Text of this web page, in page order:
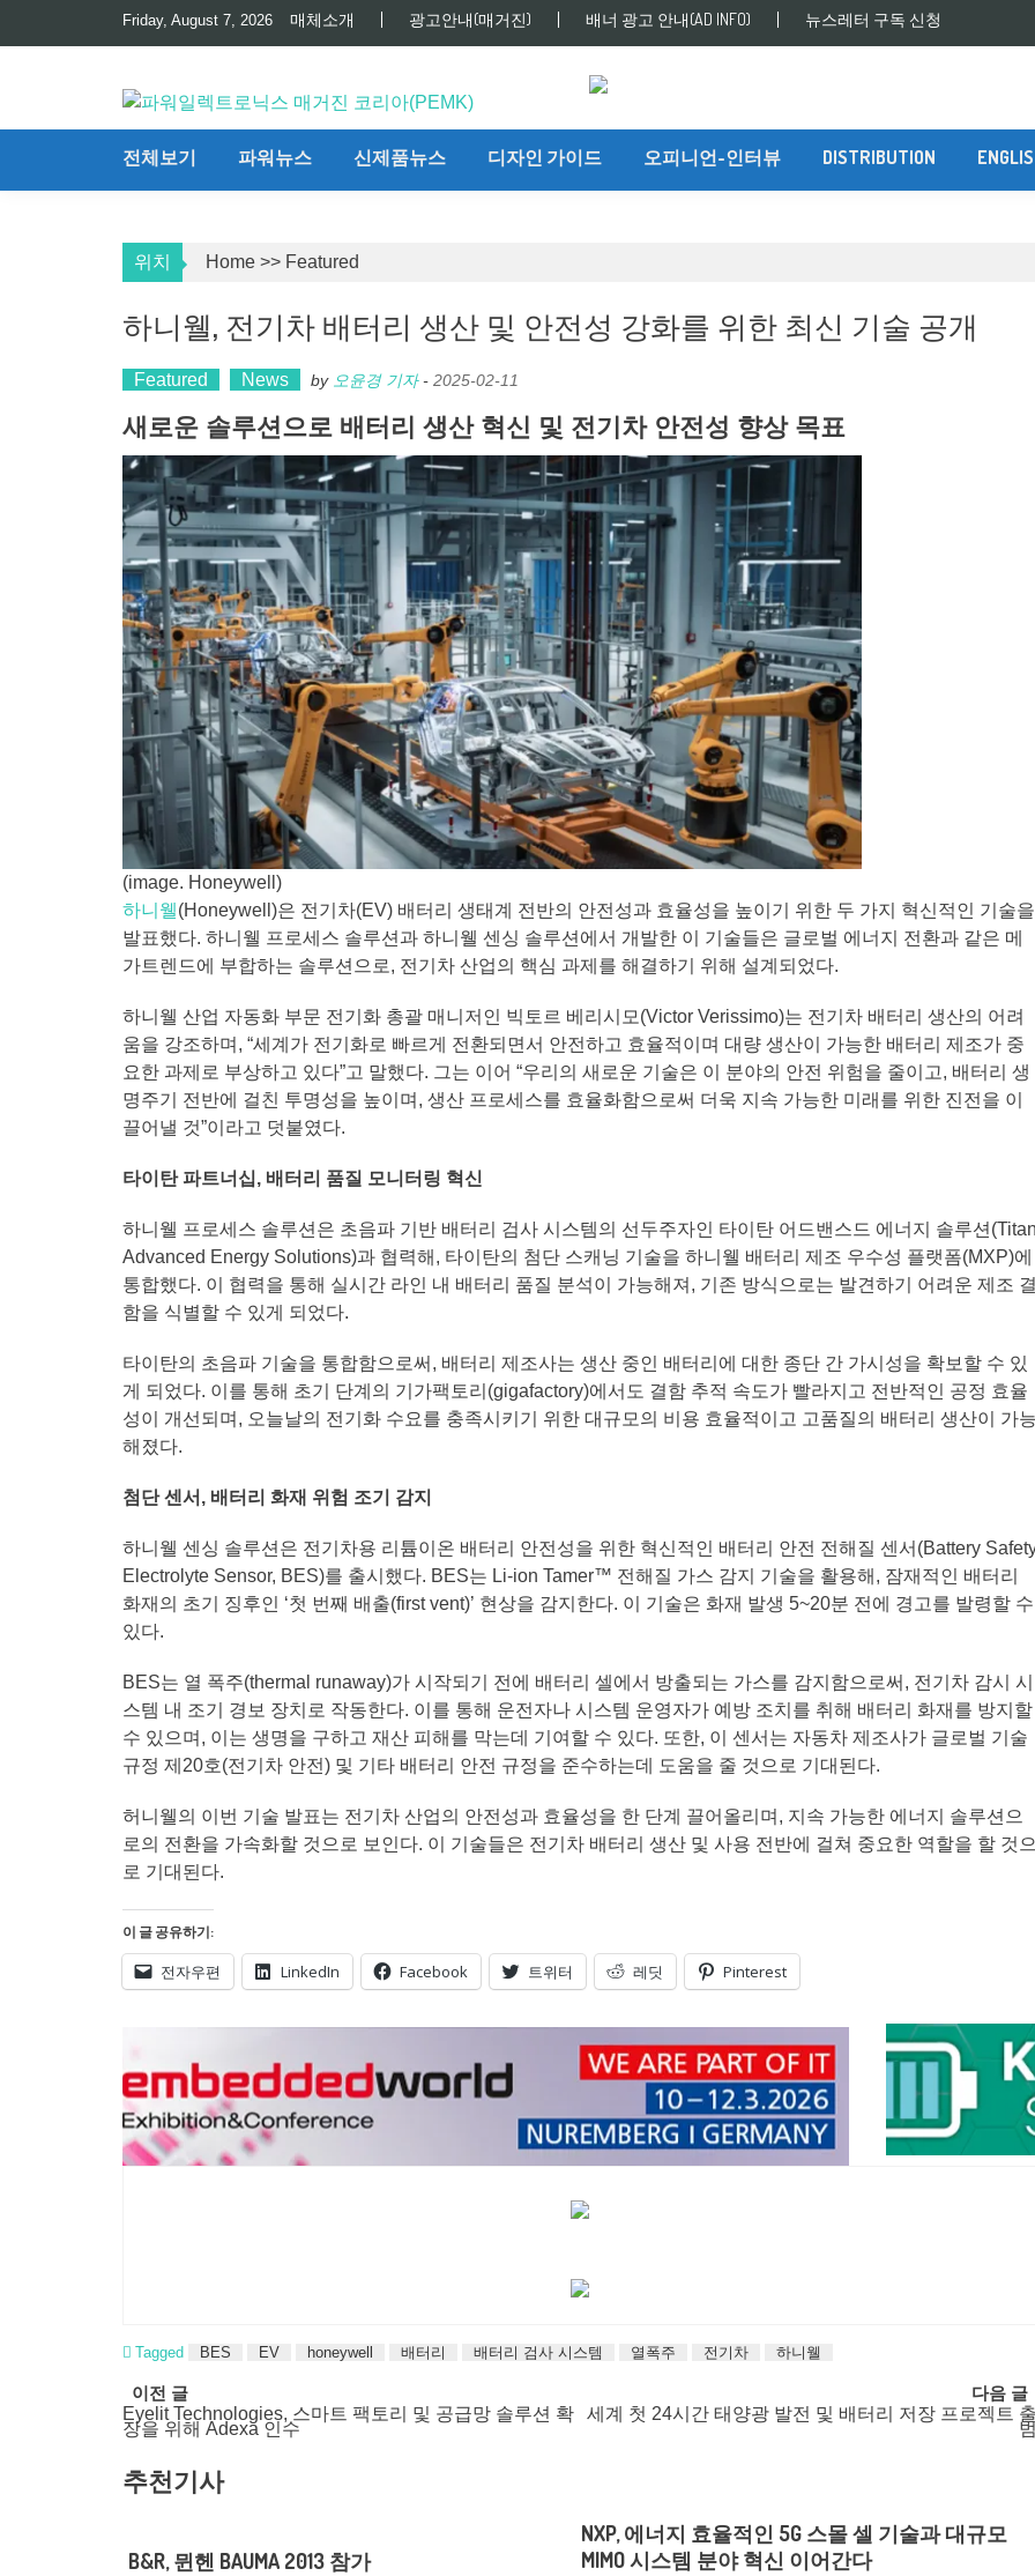
Friday, August 7, 2026 매체소개 광고안내(매거진) 배너 광고 안내(AD INFO) 뉴스레터 구독 신청
전체보기 파워뉴스 신제품뉴스 디자인 가이드 오피니언-인터뷰 DISTRIBUTION
위치 Home >> Featured
하니웰, 전기차 배터리 생산 및 안전성 강화를 위한 최신 기술 공개
Featured News by 오윤경 기자- 2025-02-11
새로운 솔루션으로 배터리 생산 혁신 및 전기차 안전성 향상 목표
(image. Honeywell)
하니웰(Honeywell)은 전기차(EV) 배터리 생태계 전반의 안전성과 효율성을 높이기 위한 두 가지 혁신적인 기술을
발표했다. 하니웰 프로세스 솔루션과 하니웰 센싱 솔루션에서 개발한 이 기술들은 글로벌 에너지 전환과 같은 메
가트렌드에 부합하는 솔루션으로, 전기차 산업의 핵심 과제를 해결하기 위해 설계되었다.
하니웰 산업 자동화 부문 전기화 총괄 매니저인 빅토르 베리시모(Victor Verissimo)는 전기차 배터리 생산의 어려
움을 강조하며, “세계가 전기화로 빠르게 전환되면서 안전하고 효율적이며 대량 생산이 가능한 배터리 제조가 중
요한 과제로 부상하고 있다”고 말했다. 그는 이어 “우리의 새로운 기술은 이 분야의 안전 위험을 줄이고, 배터리 생
명주기 전반에 걸친 투명성을 높이며, 생산 프로세스를 효율화함으로써 더욱 지속 가능한 미래를 위한 진전을 이
끌어낼 것”이라고 덧붙였다.
타이탄 파트너십, 배터리 품질 모니터링 혁신
하니웰 프로세스 솔루션은 초음파 기반 배터리 검사 시스템의 선두주자인 타이탄 어드밴스드 에너지 솔루션
Advanced Energy Solutions)과 협력해, 타이탄의 첨단 스캐닝 기술을 하니웰 배터리 제조 우수성 플랫폼(MXP)에
통합했다. 이 협력을 통해 실시간 라인 내 배터리 품질 분석이 가능해져, 기존 방식으로는 발견하기 어려운 제조
함을 식별할 수 있게 되었다.
타이탄의 초음파 기술을 통합함으로써, 배터리 제조사는 생산 중인 배터리에 대한 종단 간 가시성을 확보할 수 있
게 되었다. 이를 통해 초기 단계의 기가팩토리(gigafactory)에서도 결함 추적 속도가 빨라지고 전반적인 공정 효율
성이 개선되며, 오늘날의 전기화 수요를 충족시키기 위한 대규모의 비용 효율적이고 고품질의 배터리 생산이 가
해졌다.
첨단 센서, 배터리 화재 위험 조기 감지
하니웰 센싱 솔루션은 전기차용 리튬이온 배터리 안전성을 위한 혁신적인 배터리 안전 전해질 센서(Battery
Electrolyte Sensor, BES)를 출시했다. BES는 Li-ion Tamer™ 전해질 가스 감지 기술을 활용해, 잠재적인 배터리
화재의 초기 징후인 ‘첫 번째 배출(first vent)’ 현상을 감지한다. 이 기술은 화재 발생 5~20분 전에 경고를 발령할 수
있다.
BES는 열 폭주(thermal runaway)가 시작되기 전에 배터리 셀에서 방출되는 가스를 감지함으로써, 전기차 감시 시
스템 내 조기 경보 장치로 작동한다. 이를 통해 운전자나 시스템 운영자가 예방 조치를 취해 배터리 화재를 방지할
수 있으며, 이는 생명을 구하고 재산 피해를 막는데 기여할 수 있다. 또한, 이 센서는 자동차 제조사가 글로벌 기술
규정 제20호(전기차 안전) 및 기타 배터리 안전 규정을 준수하는데 도움을 줄 것으로 기대된다.
허니웰의 이번 기술 발표는 전기차 산업의 안전성과 효율성을 한 단계 끌어올리며, 지속 가능한 에너지 솔루션으
로의 전환을 가속화할 것으로 보인다. 이 기술들은 전기차 배터리 생산 및 사용 전반에 걸쳐 중요한 역할을 할 것
로 기대된다.
이 글 공유하기:
전자우편 LinkedIn Facebook 트위터 레딧 Pinterest
Tagged BES EV honeywell 배터리 배터리 검사 시스템 열폭주 전기차 하니웰
Post
navigation
이전 글
Eyelit Technologies, 스마트 팩토리 및 공급망 솔루션 확
장을 위해 Adexa 인수
다음 글
세계 첫 24시간 태양광 발전 및 배터리 저장 프로젝트
추천기사
B&R, 뮌헨 BAUMA 2013 참가
NXP, 에너지 효율적인 5G 스몰 셀 기술과 대규모
MIMO 시스템 분야 혁신 이어간다